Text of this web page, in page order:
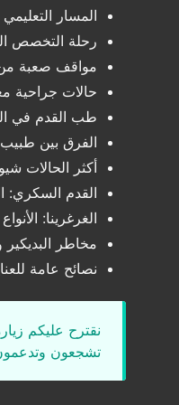
المسار
رحلة التخصص
مواقف صعبة من
حالات جراحية
طب القدم في
الفرق بين
أكثر الحالات
القدم السكري:
الغرغرينا:
مخاطر البديكير
نصائح عامة
نقترح عليكم
تشجعون